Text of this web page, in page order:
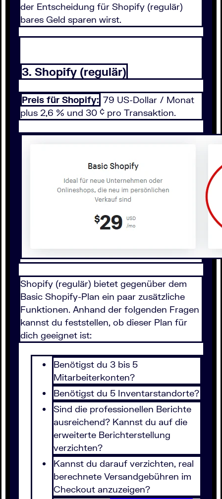
der Entscheidung für Shopify (regulär)
bares Geld sparen wirst.
3. Shopify (regulär)
Preis für Shopify: 79 US-Dollar / Monat
plus 2,6 % und 30 ¢ pro Transaktion.
Shopify (regulär) bietet gegenüber dem
Basic Shopify-Plan ein paar zusätzliche
Funktionen. Anhand der folgenden Fragen
kannst du feststellen, ob dieser Plan für
dich geeignet ist:
Benötigst du 3 bis 5
Mitarbeiterkonten?
Benötigst du 5 Inventarstandorte?
Sind die professionellen Berichte
ausreichend? Kannst du auf die
erweiterte Berichterstellung
verzichten?
Kannst du darauf verzichten, real
berechnete Versandgebühren im
Checkout anzuzeigen?